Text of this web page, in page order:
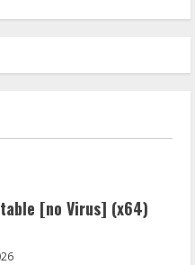
[no Virus] (x64)